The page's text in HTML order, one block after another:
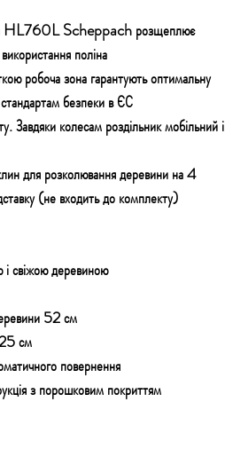
HL760L Scheppach розщеплює
поліна
робоча зонагарантують оптимальну
стандартам безпеки в ЄС
Завдяки колесам роздільник мобільний і
для розколювання деревини на 4
(не входить до комплекту)
і свіжою деревиною
52 см
см
повернення
з порошковим покриттям